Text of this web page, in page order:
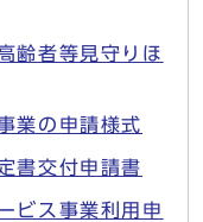
齢者等見守りほ
業の申請様式
書交付申請書
ビス事業利用申